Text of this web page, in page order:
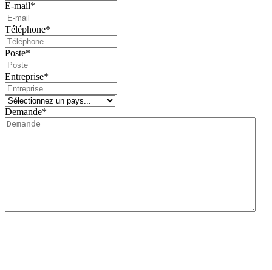
E-mail*
Téléphone*
Poste*
Entreprise*
Demande*